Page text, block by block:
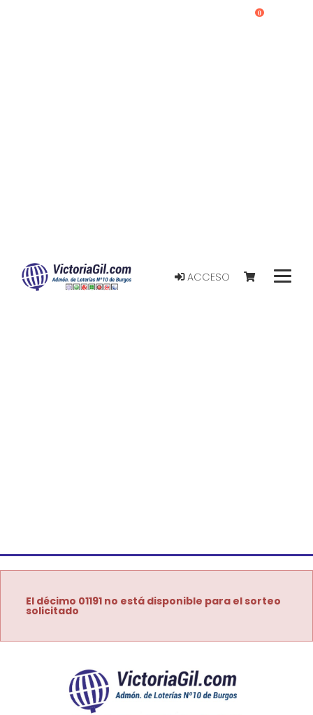
ACCESO
0
El décimo 01191 no está disponible para el sorteo
solicitado